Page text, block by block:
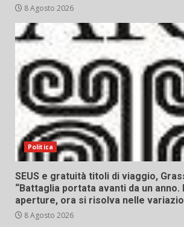
8 Agosto 2026
Politica
SEUS e gratuità titoli di viaggio,
“Battaglia portata avanti da un anno.
aperture, ora si risolva nelle
8 Agosto 2026